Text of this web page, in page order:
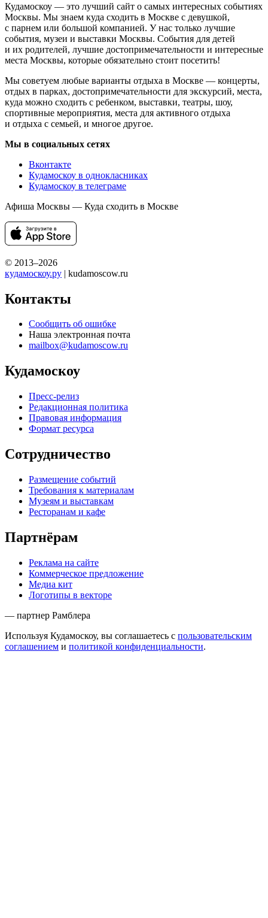
Кудамоскоу — это лучший сайт о самых интересных событиях
Москвы. Мы знаем куда сходить в Москве с девушкой,
с парнем или большой компанией. У нас только лучшие
события, музеи и выставки Москвы. События для детей
и их родителей, лучшие достопримечательности и интересные
места Москвы, которые обязательно стоит посетить!
Мы советуем любые варианты отдыха в Москве — концерты,
отдых в парках, достопримечательности для экскурсий, места,
куда можно сходить с ребенком, выставки, театры, шоу,
спортивные мероприятия, места для активного отдыха
и отдыха с семьей, и многое другое.
Мы в социальных сетях
Вконтакте
Кудамоскоу в однокласниках
Кудамоскоу в телеграме
Афиша Москвы — Куда сходить в Москве
© 2013–2026
кудамоскоу.ру | kudamoscow.ru
Контакты
Сообщить об ошибке
Наша электронная почта
mailbox@kudamoscow.ru
Кудамоскоу
Пресс-релиз
Редакционная политика
Правовая информация
Формат ресурса
Сотрудничество
Размещение событий
Требования к материалам
Музеям и выставкам
Ресторанам и кафе
Партнёрам
Реклама на сайте
Коммерческое предложение
Медиа кит
Логотипы в векторе
— партнер Рамблера
Используя Кудамоскоу, вы соглашаетесь с пользовательским
соглашением и политикой конфиденциальности.